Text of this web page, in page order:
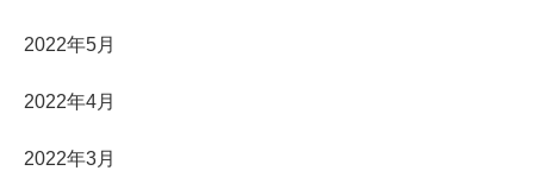
2022年5月
2022年4月
2022年3月